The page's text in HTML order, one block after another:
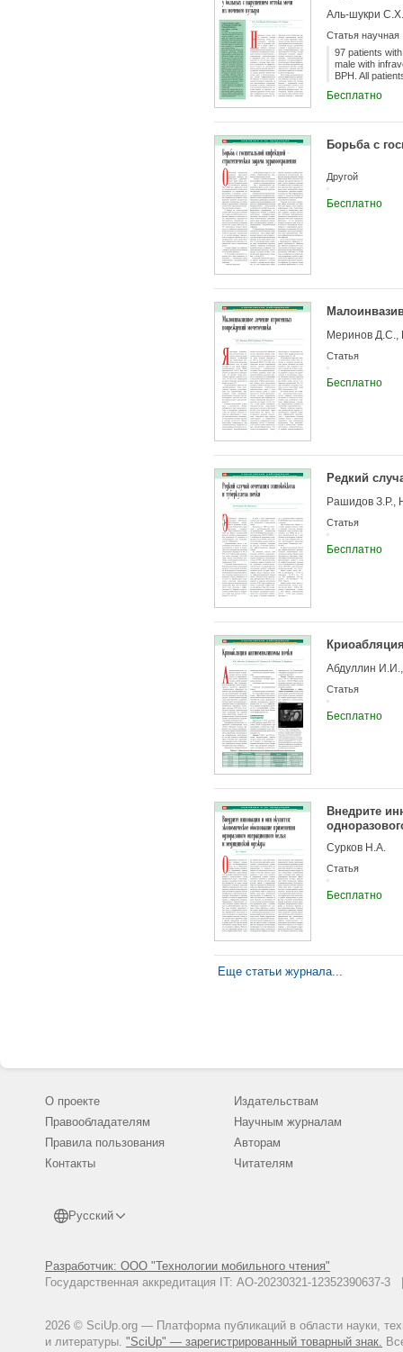
Аль-шукри
Статья научная
97 patients
male with
BPH. All
meanly was
group. 75% of
BPH in 28.4%.
caused by
Бесплатно
Борьба с
Другой
Бесплатно
Меринов Д.С.,
Статья
Бесплатно
Редкий
Рашидов З.Р.,
Статья
Бесплатно
Абдуллин
Статья
Бесплатно
Внедрите
Сурков Н.А.
Статья
Бесплатно
Еще статьи журнала...
О проекте
Правообладателям
Правила пользования
Контакты
Русский
Разработчик: ООО "Технологии мобильного чтения"
Государственная аккредитация IT: АО-20230321-
2026 © SciUp.org — Платформа публикаций в области науки,
и литературы. "SciUp" — зарегистрированный товарный знак.
Издательствам
Научным журналам
Авторам
Читателям